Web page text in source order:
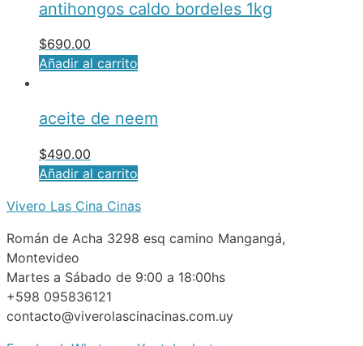
antihongos caldo bordeles 1kg
$690.00
Añadir al carrito
aceite de neem
$490.00
Añadir al carrito
Vivero Las Cina Cinas
Román de Acha 3298 esq camino Mangangá,
Montevideo
Martes a Sábado de 9:00 a 18:00hs
+598 095836121
contacto@viverolascinacinas.com.uy